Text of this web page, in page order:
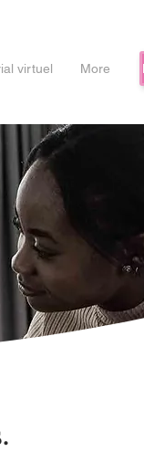
virtuel More